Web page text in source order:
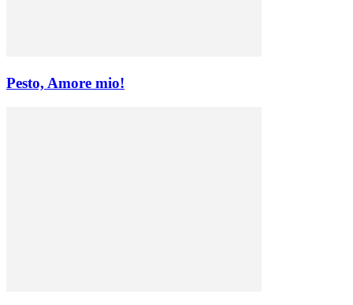
Pesto, Amore mio!